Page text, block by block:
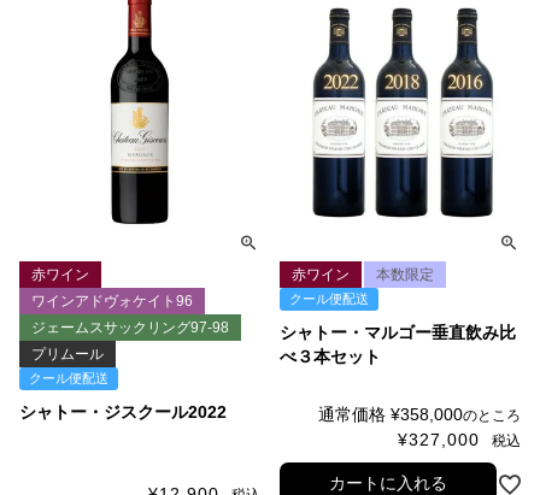
シャトー・ジスクール2022
赤ワイン
ワインアドヴォケイト96
ジェームスサックリング97-98
プリムール
クール便配送
シャトー・マルゴー垂直飲み比
べ３本セット
赤ワイン 本数限定
クール便配送
通常価格 ¥358,000のところ
¥327,000 税込
カートに入れる